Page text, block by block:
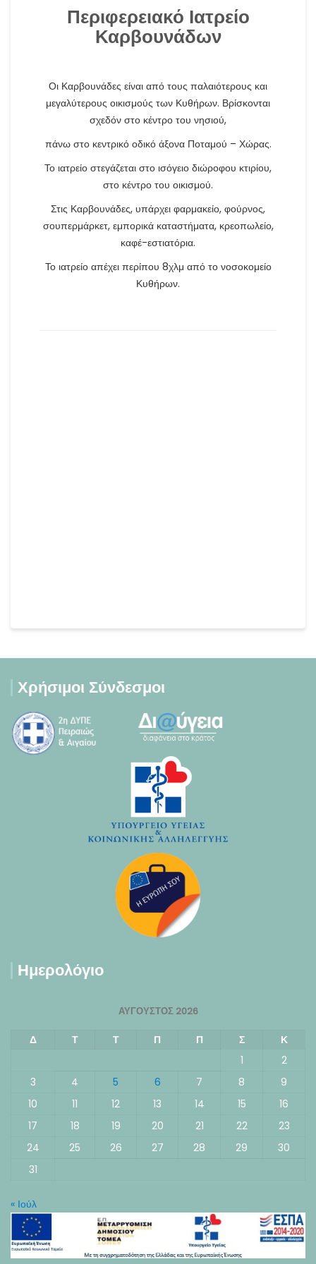
Περιφερειακό Ιατρείο
Καρβουνάδων
Οι Καρβουνάδες είναι από τους παλαιότερους και
μεγαλύτερους οικισμούς των Κυθήρων. Βρίσκονται
σχεδόν στο κέντρο του νησιού,
πάνω στο κεντρικό οδικό άξονα Ποταμού – Χώρας.
Το ιατρείο στεγάζεται στο ισόγειο διώροφου κτιρίου,
στο κέντρο του οικισμού.
Στις Καρβουνάδες, υπάρχει φαρμακείο, φούρνος,
σουπερμάρκετ, εμπορικά καταστήματα, κρεοπωλείο,
καφέ-εστιατόρια.
Το ιατρείο απέχει περίπου 8χλμ από το νοσοκομείο
Κυθήρων.
Χρήσιμοι Σύνδεσμοι
Ημερολόγιο
ΑΎΓΟΥΣΤΟΣ 2026
Δ Τ Τ Π Π Σ
Κ
1
2
3
4 5 6 7 8
9
10
11 12 13 14 15
16
17
18 19 20 21 22
23
24
25 26 27 28 29
30
31
« Ιούλ